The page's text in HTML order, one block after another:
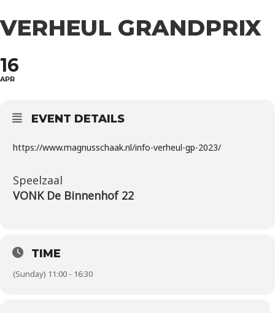
VERHEUL GRANDPRIX
16
APR
EVENT DETAILS
https://www.magnusschaak.nl/info-verheul-gp-2023/
Speelzaal
VONK De Binnenhof 22
TIME
(Sunday) 11:00 - 16:30